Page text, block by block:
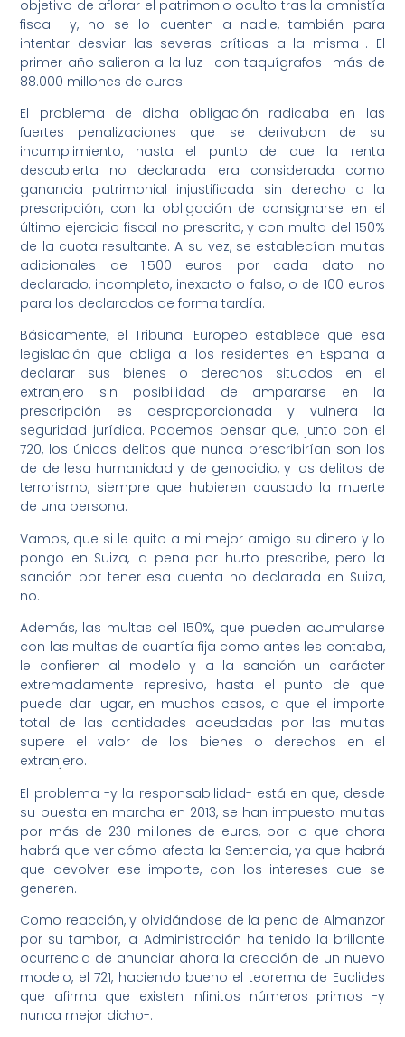
objetivo de aflorar el patrimonio oculto tras la amnistía
fiscal -y, no se lo cuenten a nadie, también para
intentar desviar las severas críticas a la misma-. El
primer año salieron a la luz -con taquígrafos- más de
88.000 millones de euros.
El problema de dicha obligación radicaba en las
fuertes penalizaciones que se derivaban de su
incumplimiento, hasta el punto de que la renta
descubierta no declarada era considerada como
ganancia patrimonial injustificada sin derecho a la
prescripción, con la obligación de consignarse en el
último ejercicio fiscal no prescrito, y con multa del 150%
de la cuota resultante. A su vez, se establecían multas
adicionales de 1.500 euros por cada dato no
declarado, incompleto, inexacto o falso, o de 100 euros
para los declarados de forma tardía.
Básicamente, el Tribunal Europeo establece que esa
legislación que obliga a los residentes en España a
declarar sus bienes o derechos situados en el
extranjero sin posibilidad de ampararse en la
prescripción es desproporcionada y vulnera la
seguridad jurídica. Podemos pensar que, junto con el
720, los únicos delitos que nunca prescribirían son los
de de lesa humanidad y de genocidio, y los delitos de
terrorismo, siempre que hubieren causado la muerte
de una persona.
Vamos, que si le quito a mi mejor amigo su dinero y lo
pongo en Suiza, la pena por hurto prescribe, pero la
sanción por tener esa cuenta no declarada en Suiza,
no.
Además, las multas del 150%, que pueden acumularse
con las multas de cuantía fija como antes les contaba,
le confieren al modelo y a la sanción un carácter
extremadamente represivo, hasta el punto de que
puede dar lugar, en muchos casos, a que el importe
total de las cantidades adeudadas por las multas
supere el valor de los bienes o derechos en el
extranjero.
El problema -y la responsabilidad- está en que, desde
su puesta en marcha en 2013, se han impuesto multas
por más de 230 millones de euros, por lo que ahora
habrá que ver cómo afecta la Sentencia, ya que habrá
que devolver ese importe, con los intereses que se
generen.
Como reacción, y olvidándose de la pena de Almanzor
por su tambor, la Administración ha tenido la brillante
ocurrencia de anunciar ahora la creación de un nuevo
modelo, el 721, haciendo bueno el teorema de Euclides
que afirma que existen infinitos números primos -y
nunca mejor dicho-.